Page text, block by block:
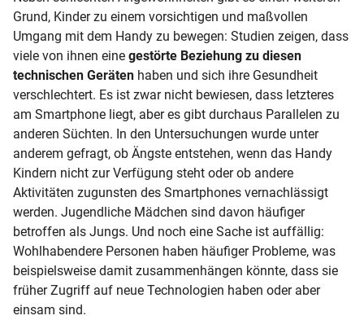
Grund, Kinder zu einem vorsichtigen und maßvollen
Umgang mit dem Handy zu bewegen: Studien zeigen, dass
viele von ihnen eine gestörte Beziehung zu diesen
technischen Geräten haben und sich ihre Gesundheit
verschlechtert. Es ist zwar nicht bewiesen, dass letzteres
am Smartphone liegt, aber es gibt durchaus Parallelen zu
anderen Süchten. In den Untersuchungen wurde unter
anderem gefragt, ob Ängste entstehen, wenn das Handy
Kindern nicht zur Verfügung steht oder ob andere
Aktivitäten zugunsten des Smartphones vernachlässigt
werden. Jugendliche Mädchen sind davon häufiger
betroffen als Jungs. Und noch eine Sache ist auffällig:
Wohlhabendere Personen haben häufiger Probleme, was
beispielsweise damit zusammenhängen könnte, dass sie
früher Zugriff auf neue Technologien haben oder aber
einsam sind.